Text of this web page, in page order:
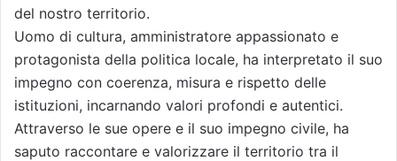
del nostro territorio.
Uomo di cultura, amministratore appassionato e
protagonista della politica locale, ha interpretato il suo
impegno con coerenza, misura e rispetto delle
istituzioni, incarnando valori profondi e autentici.
Attraverso le sue opere e il suo impegno civile, ha
saputo raccontare e valorizzare il territorio tra il